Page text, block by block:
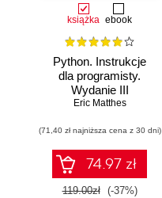
książka ebook
Python. Instrukcje
dla programisty.
Wydanie III
Eric Matthes
(71,40 zł najniższa cena z 30 dni)
74.97 zł
119.00zł (-37%)